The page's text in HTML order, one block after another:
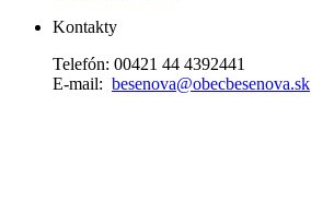
Kontakty
Telefón: 00421 44 4392441
E-mail: besenova@obecbesenova.sk